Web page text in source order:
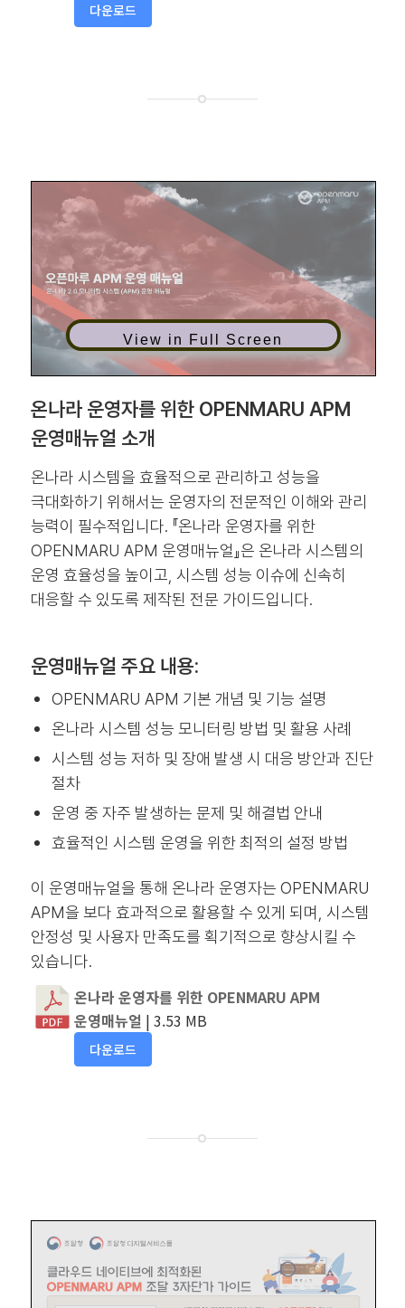
다운로드
View in Full Screen
온나라 운영자를 위한 OPENMARU APM
운영매뉴얼 소개
온나라 시스템을 효율적으로 관리하고 성능을
극대화하기 위해서는 운영자의 전문적인 이해와 관리
능력이 필수적입니다. 『온나라 운영자를 위한
OPENMARU APM 운영매뉴얼』은 온나라 시스템의
운영 효율성을 높이고, 시스템 성능 이슈에 신속히
대응할 수 있도록 제작된 전문 가이드입니다.
운영매뉴얼 주요 내용:
OPENMARU APM 기본 개념 및 기능 설명
온나라 시스템 성능 모니터링 방법 및 활용 사례
시스템 성능 저하 및 장애 발생 시 대응 방안과 진단
절차
운영 중 자주 발생하는 문제 및 해결법 안내
효율적인 시스템 운영을 위한 최적의 설정 방법
이 운영매뉴얼을 통해 온나라 운영자는 OPENMARU
APM을 보다 효과적으로 활용할 수 있게 되며, 시스템
안정성 및 사용자 만족도를 획기적으로 향상시킬 수
있습니다.
온나라 운영자를 위한 OPENMARU APM
운영매뉴얼 | 3.53 MB
다운로드